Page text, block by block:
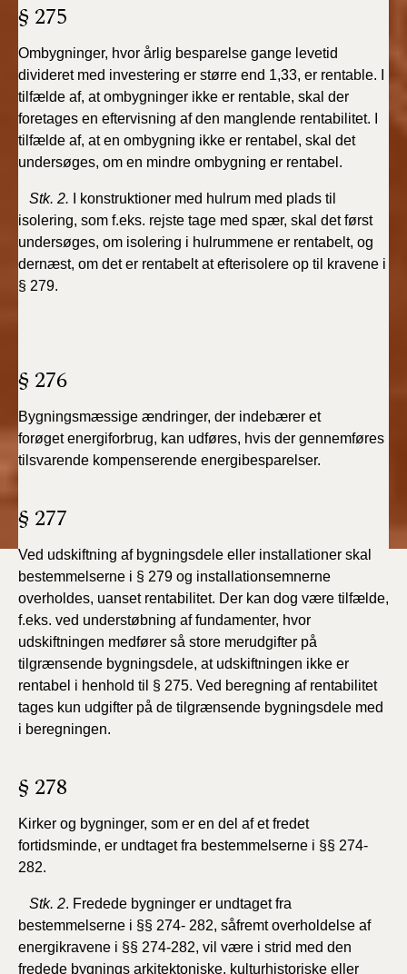
§ 275
Ombygninger, hvor årlig besparelse gange levetid
divideret med investering er større end 1,33, er rentable. I
tilfælde af, at ombygninger ikke er rentable, skal der
foretages en eftervisning af den manglende rentabilitet. I
tilfælde af, at en ombygning ikke er rentabel, skal det
undersøges, om en mindre ombygning er rentabel.
Stk. 2. I konstruktioner med hulrum med plads til
isolering, som f.eks. rejste tage med spær, skal det først
undersøges, om isolering i hulrummene er rentabelt, og
dernæst, om det er rentabelt at efterisolere op til kravene i
§ 279.
§ 276
Bygningsmæssige ændringer, der indebærer et
forøgetenergiforbrug, kan udføres, hvis der gennemføres
tilsvarende kompenserende energibesparelser.
§ 277
Ved udskiftning af bygningsdele eller installationer skal
bestemmelserne i § 279 og installationsemnerne
overholdes, uanset rentabilitet. Der kan dog være tilfælde,
f.eks. ved understøbning af fundamenter, hvor
udskiftningen medfører så store merudgifter på
tilgrænsende bygningsdele, at udskiftningen ikke er
rentabel i henhold til § 275. Ved beregning af rentabilitet
tages kun udgifter på de tilgrænsende bygningsdele med
i beregningen.
§ 278
Kirker og bygninger, som er en del af et fredet
fortidsminde, er undtaget fra bestemmelserne i §§ 274-
282.
Stk. 2. Fredede bygninger er undtaget fra
bestemmelserne i §§ 274- 282, såfremt overholdelse af
energikravene i §§ 274-282, vil være i strid med den
fredede bygnings arkitektoniske, kulturhistoriske eller